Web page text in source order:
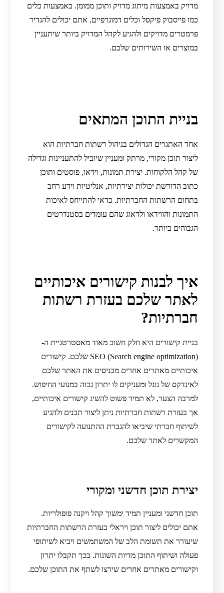
מדויק באמצעות מיתוג מדויק ותוכן ממומן. באמצעות כלים
כמו פייסבוק פיקסל וכלים דמוגרפיים, אתם יכולים להגדיר
פרמטרים מדויקים ולהגיע לקהל המדויק ביותר שיתעניין
במוצרים או השירותים שלכם.
בניית התוכן המתאים
אחד האתגרים הגדולים בניהול רשתות חברתיות הוא
ליצור תוכן מקורי, מרתק ומעניין שיוביל להתעניינות וגדילה
של קהל הלקוחות. יצירת תמונות, וידאו, פוסטים ותוכן
כתוב הדורשת יכולות יצירתיות, אנליטיות וידע רחב
בתחום הרשתות החברתיות. כדאי להתייחס לאיכות
התמונות והווידאו ולדאוג שהם עומדים בסטנדרטים
הגבוהים ביותר.
איך לבנות קישורים איכותיים
לאתר שלכם בעזרת רשתות
חברתיות?
בניית קישורים היא חלק חשוב מאוד מאסטרטגיית ה-
(Search engine optimization) SEO שלכם. קישורים
איכותיים מאתרים אחרים מכניסים את האתר שלכם
לאינדקס של גוגל ומעניקים לו יתרון גבוה במנועי החיפוש.
למרבה הצער, לא תמיד פשוט להשיג קישורים איכותיים,
אך בעזרת רשתות חברתיות ניתן ליצור תכנים ולהגיע
לשיתוף חברתי שיביאו להגברת ההתנועה לקישורים
המקשרים לאתר שלכם.
יצירת תוכן חדשני ומקורי
תוכן חדשני ומעניין תמיד ימשוך קהל ויקנה פופולריות.
אתם יכולים ליצור תוכן ויראלי בעזרת הרשתות החברתיות
שיעורר את תשומת הלב של המשתמשים ויביא לשיתופי
פעולה ושיתוף התוכן מדיות השונות. בכך תקבלו יתרון
וקישורים מאתרים אחרים שירצו לשתף את התוכן שלכם.